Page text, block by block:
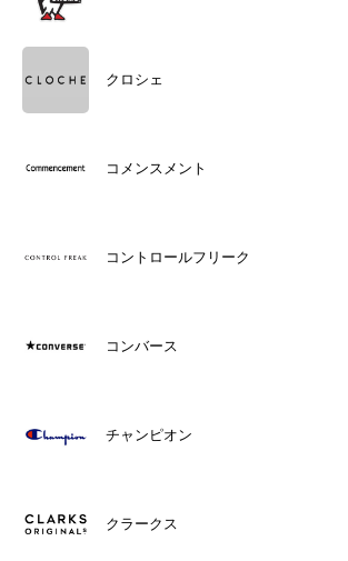
クロシェ
コメンスメント
コントロールフリーク
コンバース
チャンピオン
クラークス